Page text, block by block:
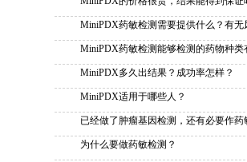
MiniPDX药敏检测需要提供什么？有无
MiniPDX药敏检测能够检测的药物种类
MiniPDX多久出结果？成功率怎样？
MiniPDX适用于哪些人？
已经做了肿瘤基因检测，还有必要作药
为什么要做药敏检测？